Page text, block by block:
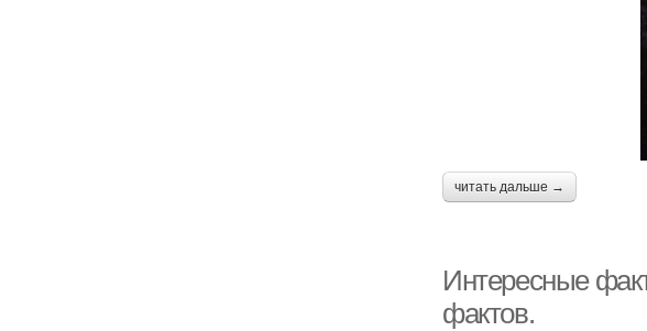
читать дальше →
Интересные
фактов.